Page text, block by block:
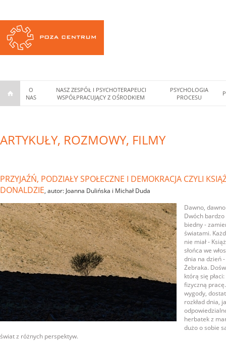
O
NAS
NASZ ZESPÓŁ I PSYCHOTERAPEUCI
WSPÓŁPRACUJĄCY Z OŚRODKIEM
PSYCHOLOGIA
PROCESU
ARTYKUŁY, ROZMOWY, FILMY
PRZYJAŹŃ, PODZIAŁY SPOŁECZNE I DEMOKRACJA CZYLI
DONALDZIE, autor: Joanna Dulińska i Michał Duda
Dawno,
Dwóch
biedny -
światami.
nie miał -
słońca we
dnia na dzień
Żebraka.
którą się
fizyczną
wygody,
rozkład dnia,
herbatek z
dużo o sobie
świat z różnych perspektyw.